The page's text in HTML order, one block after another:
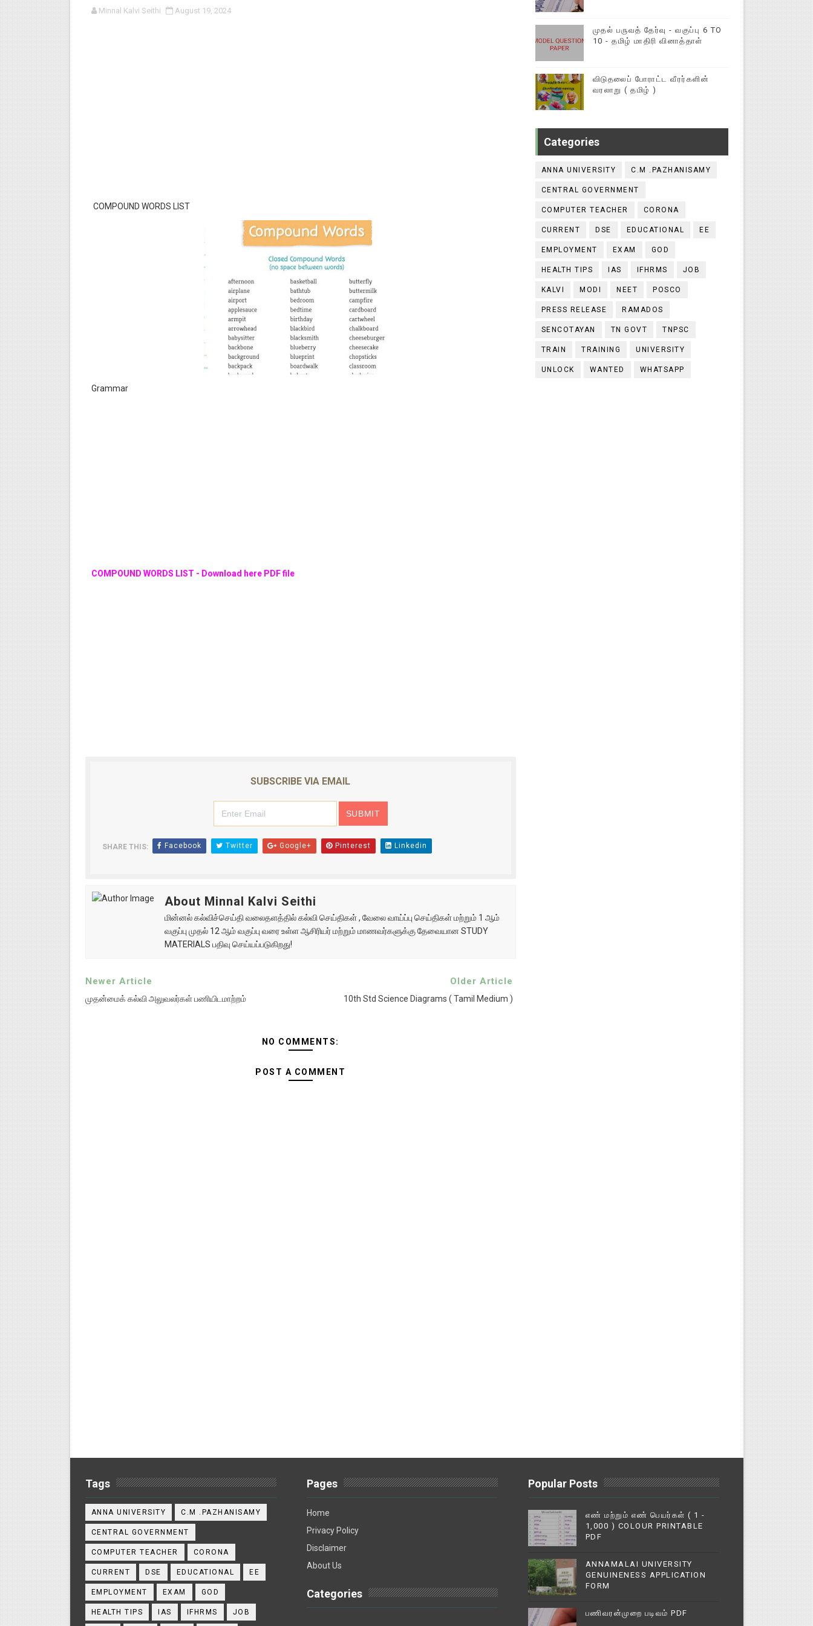
பள்ளி காலை வழிபாட்டுச் செயல்பாடுகள் - டிசம்பர் 17
Minnal Kalvi Seithi August 19, 2024
COMPOUND WORDS LIST
Grammar
COMPOUND WORDS LIST - Download here PDF file
SUBSCRIBE VIA EMAIL
SHARE THIS: Facebook Twitter Google+ Pinterest Linkedin
About Minnal Kalvi Seithi
மின்னல் கல்விச்செய்தி வலைதளத்தில் கல்வி செய்திகள் , வேலை வாய்ப்பு செய்திகள் மற்றும் 1 ஆம்
வகுப்பு முதல் 12 ஆம் வகுப்பு வரை உள்ள ஆசிரியர் மற்றும் மாணவர்களுக்கு தேவையான STUDY
MATERIALS பதிவு செய்யப்படுகிறது!
Newer Article
முதன்மைக் கல்வி அலுவலர்கள் பணியிடமாற்றம்
Older Article
10th Std Science Diagrams ( Tamil Medium )
NO COMMENTS:
POST A COMMENT
முதல் பருவத் தேர்வு - வகுப்பு 6 TO
10 - தமிழ் மாதிரி வினாத்தாள்
விடுதலைப் போராட்ட வீரர்களின்
வரலாறு ( தமிழ் )
Categories
ANNA UNIVERSITY C.M .PAZHANISAMY
CENTRAL GOVERNMENT
COMPUTER TEACHER CORONA
CURRENT DSE EDUCATIONAL EE
EMPLOYMENT EXAM GOD
HEALTH TIPS IAS IFHRMS JOB
KALVI MODI NEET POSCO
PRESS RELEASE RAMADOS
SENCOTAYAN TN GOVT TNPSC
TRAIN TRAINING UNIVERSITY
UNLOCK WANTED WHATSAPP
Tags
ANNA UNIVERSITY C.M .PAZHANISAMY
CENTRAL GOVERNMENT
COMPUTER TEACHER CORONA
CURRENT DSE EDUCATIONAL EE
EMPLOYMENT EXAM GOD
HEALTH TIPS IAS IFHRMS JOB
Pages
Home
Privacy Policy
Disclaimer
About Us
Categories
Popular Posts
எண் மற்றும் எண் பெயர்கள் ( 1 -
1,000 ) COLOUR PRINTABLE
PDF
ANNAMALAI UNIVERSITY
GENUINENESS APPLICATION
FORM
பணிவரன்முறை படிவம் PDF